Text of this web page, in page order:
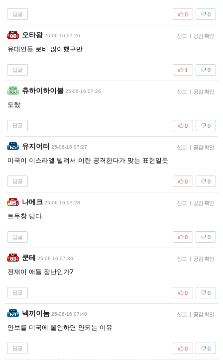
답글 0
0
오타왕 25-06-16 07:26 신고 | 공감 확인
유대인들 로비 많이했구만
답글 0
1
츄하이하이볼 25-06-16 07:26 신고 | 공감 확인
도랐
답글 0
0
유지어터 25-06-16 07:27 신고 | 공감 확인
미국이 이스라엘 빌려서 이란 공격한다가 맞는 표현일듯
답글 0
0
나메크 25-06-16 07:28 신고 | 공감 확인
트두창 답다
답글 0
0
쿤테 25-06-16 07:36 신고 | 공감 확인
전재이 애들 장난인가?
답글 0
0
넥끼이놈 25-06-16 07:40 신고 | 공감 확인
안보를 미국에 올인하면 안되는 이유
답글 0
0